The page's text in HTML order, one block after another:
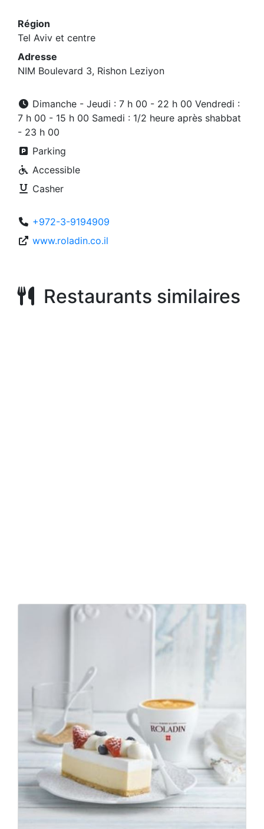
Région
Tel Aviv et centre
Adresse
NIM Boulevard 3, Rishon Leziyon
Dimanche - Jeudi : 7 h 00 - 22 h 00 Vendredi :
7 h 00 - 15 h 00 Samedi : 1/2 heure après shabbat
- 23 h 00
Parking
Accessible
Casher
+972-3-9194909
www.roladin.co.il
Restaurants similaires